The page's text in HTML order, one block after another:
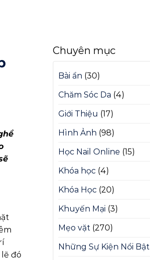
đó
Chuyên mục
Bài ẩn (30)
Chăm Sóc Da (4)
Giới Thiệu (17)
Hình Ảnh (98)
Học Nail Online (15)
Khóa học (4)
Khóa Học (20)
Khuyến Mại (3)
Mẹo vặt (270)
Những Sự Kiện Nổi Bật